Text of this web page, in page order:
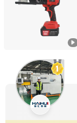
Zhejiang, China